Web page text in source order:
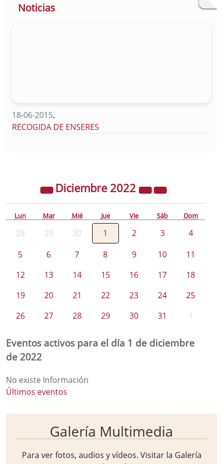
Noticias
18-06-2015.
RECOGIDA DE ENSERES
Diciembre 2022
Lun Mar Mié Jue Vie Sáb Dom
28 29 30 1 2 3
4
5
6 7 8 9 10
11
12
13 14 15 16 17
18
19
20 21 22 23 24
25
26
27 28 29 30 31 1
Eventos activos para el día 1 de diciembre
de 2022
No existe Información
Últimos eventos
Galería Multimedia
Para ver fotos, audios y vídeos. Visitar la Galería